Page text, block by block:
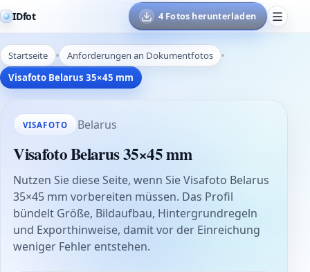
IDfot 4 Fotos herunterladen
Startseite
Anforderungen an Dokumentfotos
Visafoto Belarus 35×45 mm
VISAFOTO Belarus
Visafoto Belarus 35×45 mm
Nutzen Sie diese Seite, wenn Sie Visafoto Belarus
35×45 mm vorbereiten müssen. Das Profil
bündelt Größe, Bildaufbau, Hintergrundregeln
und Exporthinweise, damit vor der Einreichung
weniger Fehler entstehen.